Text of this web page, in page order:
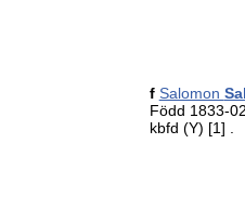
f Salomon
Född 1833-
kbfd (Y) [1]